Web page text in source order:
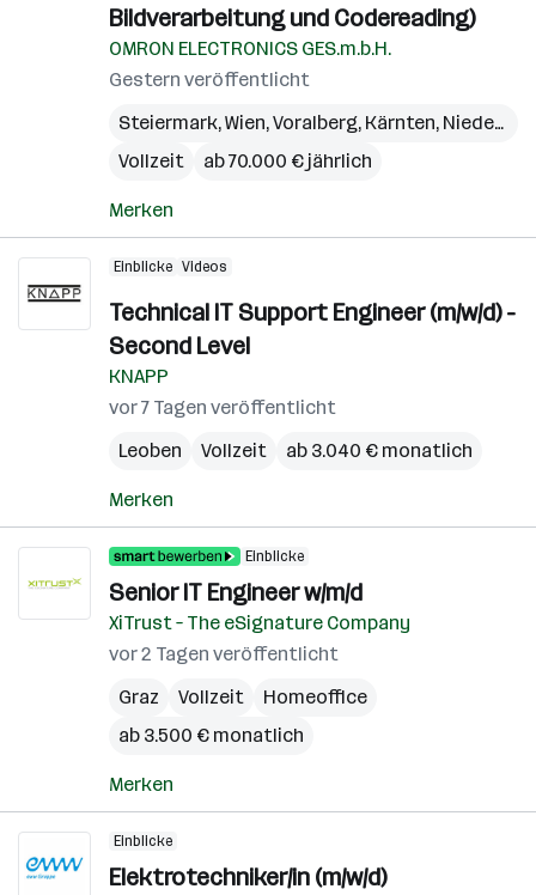
Bildverarbeitung und Codereading)
OMRON ELECTRONICS GES.m.b.H.
Gestern veröffentlicht
Steiermark,Wien,Voralberg, Kärnten, Niederösterreich
Vollzeit
ab 70.000 € jährlich
Merken
Einblicke Videos
Technical IT Support Engineer (m/w/d) -
Second Level
KNAPP
vor 7 Tagen veröffentlicht
Leoben
Vollzeit ab 3.040 € monatlich
Merken
Einblicke
Senior IT Engineer w/m/d
XiTrust – The eSignature Company
vor 2 Tagen veröffentlicht
Graz
Vollzeit
Homeoffice
ab 3.500 € monatlich
Merken
Einblicke
Elektrotechniker/in (m/w/d)